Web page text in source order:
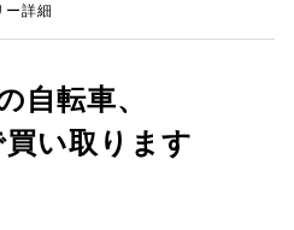
ー詳細
自転車、
い取ります